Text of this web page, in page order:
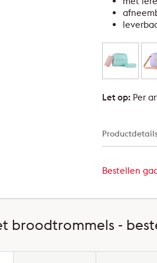
Let op: Per
Bestellen
broodtrommels -